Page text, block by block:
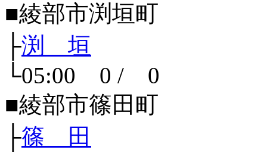
■綾部市渕垣町
├渕 垣
└05:00 0 / 0
■綾部市篠田町
├篠 田